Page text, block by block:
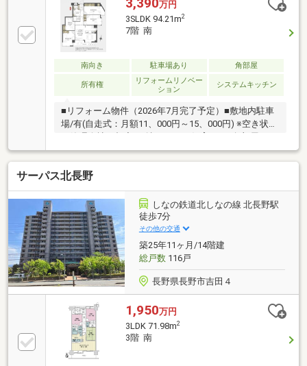
万円
3SLDK 94.21m2
7階 南
南向き 駐車場あり 角部屋
所有権
リフォームリノベー
ション
システムキッチン
■リフォーム物件（2026年7月完了予定）■敷地内駐車
場/有(自走式：月額11、000円～15、000円) ※空き状況
サーパス北長野
しなの鉄道北しなの線 北長野駅
徒歩7分
その他の交通
築25年11ヶ月/14階建
総戸数116戸
長野県長野市吉田４
1,950万円
3LDK 71.98m2
3階 南